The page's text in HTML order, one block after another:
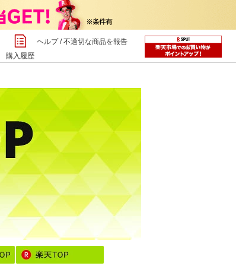
購入履歴
ヘルプ/不適切な商品を報告